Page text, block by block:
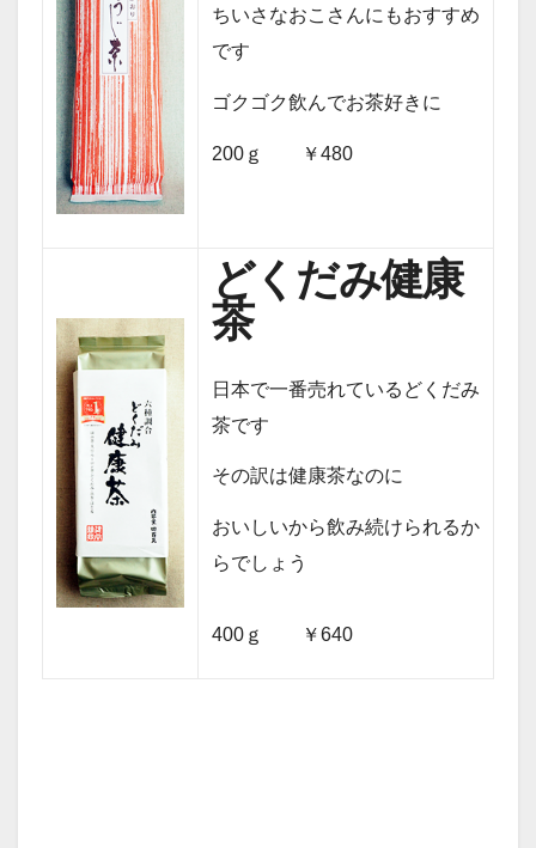
ちいさなおこさんにもおすすめ
です
ゴクゴク飲んでお茶好きに
200ｇ ￥480
どくだみ健康
茶
日本で一番売れているどくだみ
茶です
その訳は健康茶なのに
おいしいから飲み続けられるか
らでしょう
400ｇ ￥640